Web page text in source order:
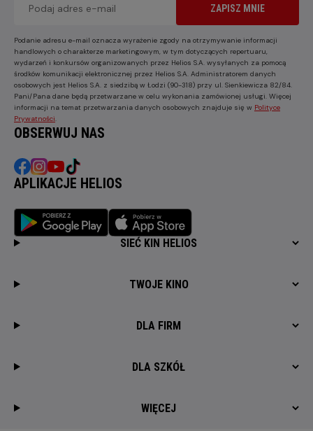
ZAPISZ MNIE
Podanie adresu e-mail oznacza wyrażenie zgody na otrzymywanie informacji
handlowych o charakterze marketingowym, w tym dotyczących repertuaru,
wydarzeń i konkursów organizowanych przez Helios S.A. wysyłanych za pomocą
środków komunikacji elektronicznej przez Helios S.A. Administratorem danych
osobowych jest Helios S.A. z siedzibą w Łodzi (90-318) przy ul. Sienkiewicza 82/84.
Pani/Pana dane będą przetwarzane w celu wykonania zamówionej usługi. Więcej
informacji na temat przetwarzania danych osobowych znajduje się w Polityce
Prywatności
OBSERWUJ NAS
APLIKACJE HELIOS
SIEĆ KIN HELIOS
TWOJE KINO
DLA FIRM
DLA SZKÓŁ
WIĘCEJ